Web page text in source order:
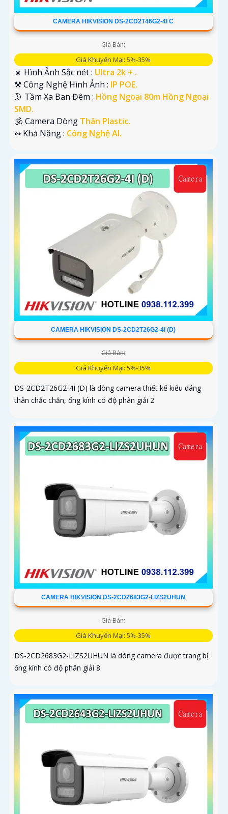
CAMERA HIKVISION DS-2CD2T46G2-4I C
Giá Bán:
Giá Khuyến Mại: 5%-35%
☀️ Hình Ảnh Sắc nét : Ultra 2k + .
⚒ Công Nghệ Hình Ảnh : IP POE.
🌛 Tầm Xa Ban Đêm : Hồng Ngoại 80m Hồng Ngoại
SMD.
🕉️ Camera Dòng Thân Plastic.
️↭ Khả Năng : Công Nghệ AI.
CAMERA HIKVISION DS-2CD2T26G2-4I (D)
Giá Bán:
Giá Khuyến Mại: 5%-35%
DS-2CD2T26G2-4I (D) là dòng camera thiết kế kiểu dáng
thân chắc chắn, ống kính có độ phân giải 2
CAMERA HIKVISION DS-2CD2683G2-LIZS2UHUN
Giá Bán:
Giá Khuyến Mại: 5%-35%
DS-2CD2683G2-LIZS2UHUN là dòng camera được trang bị
ống kính có độ phân giải 8